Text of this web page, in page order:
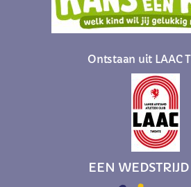
Ontstaan uit LAAC
EEN